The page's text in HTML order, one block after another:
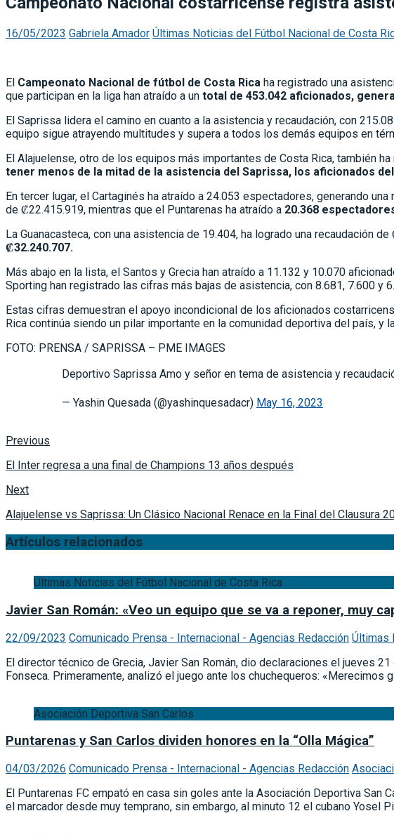
16/05/2023 Gabriela Amador Últimas Noticias del Fútbol Nacional de Costa
El Campeonato Nacional de fútbol de Costa Rica ha registrado una
que participan en la liga han atraído a un total de 453.042 aficionados,
El Saprissa lidera el camino en cuanto a la asistencia y recaudación, con
equipo sigue atrayendo multitudes y supera a todos los demás equipos en
El Alajuelense, otro de los equipos más importantes de Costa Rica, también
tener menos de la mitad de la asistencia del Saprissa, los aficionados
En tercer lugar, el Cartaginés ha atraído a 24.053 espectadores, generando
de ₡22.415.919, mientras que el Puntarenas ha atraído a 20.368
La Guanacasteca, con una asistencia de 19.404, ha logrado una recaudación de
₡32.240.707.
Más abajo en la lista, el Santos y Grecia han atraído a 11.132 y 10.070
Sporting han registrado las cifras más bajas de asistencia, con 8.681, 7.600 y
Estas cifras demuestran el apoyo incondicional de los aficionados
Rica continúa siendo un pilar importante en la comunidad deportiva del país,
FOTO: PRENSA / SAPRISSA – PME IMAGES
Deportivo Saprissa Amo y señor en tema de asistencia y
— Yashin Quesada (@yashinquesadacr) May 16, 2023
Previous
El Inter regresa a una final de Champions 13 años después
Next
Alajuelense vs Saprissa: Un Clásico Nacional Renace en la Final del Clausura
Artículos relacionados
Últimas Noticias del Fútbol Nacional de Costa Rica
Javier San Román: «Veo un equipo que se va a reponer, muy
22/09/2023 Comunicado Prensa - Internacional - Agencias Redacción Últimas
El director técnico de Grecia, Javier San Román, dio declaraciones el jueves
Fonseca. Primeramente, analizó el juego ante los chuchequeros:
Asociación Deportiva San Carlos
Puntarenas y San Carlos dividen honores en la “Olla Mágica”
04/03/2026 Comunicado Prensa - Internacional - Agencias Redacción
El Puntarenas FC empató en casa sin goles ante la Asociación Deportiva San
el marcador desde muy temprano, sin embargo, al minuto 12 el cubano Yosel